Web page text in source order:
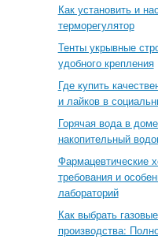
Как установить и
терморегулятор
Тенты укрывные
удобного крепления
Где купить
и лайков в
Горячая вода в
накопительный
Фармацевтические
требования и
лабораторий
Как выбрать
производства: